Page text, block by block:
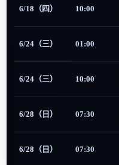
6/18（四） 10:00
6/24（三） 01:00
6/24（三） 10:00
6/28（日） 07:30
6/28（日） 07:30